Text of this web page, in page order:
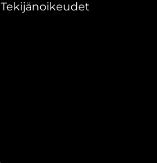
Tekijänoikeudet